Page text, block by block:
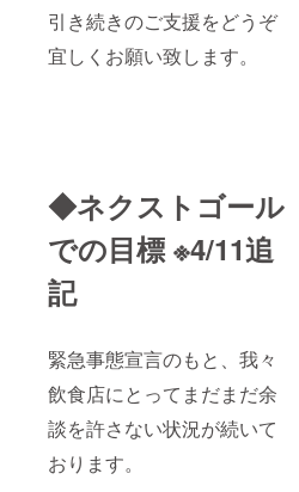
引き続きのご支援をどうぞ
宜しくお願い致します。
◆ネクストゴール
での目標 ※4/11追
記
緊急事態宣言のもと、我々
飲食店にとってまだまだ余
談を許さない状況が続いて
おります。